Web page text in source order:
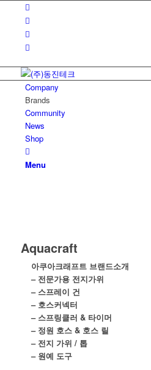
Company
Brands
Community
News
Shop
Menu
Aquacraft
아쿠아크래프트 브랜드소개
– 전문가용 전지가위
– 스프레이 건
– 호스커넥터
– 스프링클러 & 타이머
– 정원 호스 & 호스 릴
– 전지 가위 / 톱
– 원예 도구